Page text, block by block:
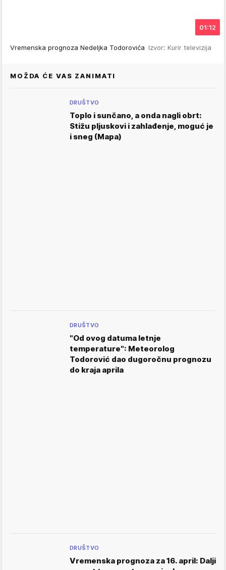
01:12
Vremenska prognoza Nedeljka Todorovića Izvor: Kurir televizija
MOŽDA ĆE VAS ZANIMATI
DRUŠTVO
Toplo i sunčano, a onda nagli obrt:
Stižu pljuskovi i zahlađenje, moguć je
i sneg (Mapa)
DRUŠTVO
"Od ovog datuma letnje
temperature": Meteorolog
Todorović dao dugoročnu prognozu
do kraja aprila
DRUŠTVO
Vremenska prognoza za 16. april: Dalji